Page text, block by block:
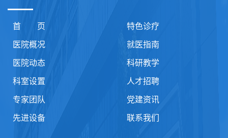
首 页
医院概况
医院动态
科室设置
专家团队
先进设备
特色诊疗
就医指南
科研教学
人才招聘
党建资讯
联系我们